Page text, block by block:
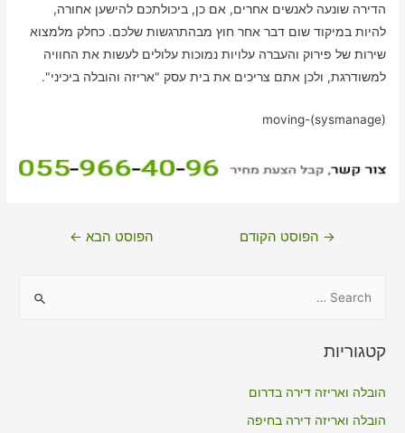
הדירה שונעה לאנשים אחרים, אם כן, ביכולתכם להישען אחורה,
להיות במיקוד שום דבר אחר חוץ מבהתרגשות שלכם. כחלק מלמצוא
שירות של פירוק והעברה עלויות נמוכות עלולים לעשות את החוויה
למשודרגת, ולכן אתם צריכים את בית עסק "אריזה והובלה ביכיני".
moving-(sysmanage)
ניווט→ הפוסט הקודם הפוסט הבא ←
r
קטגוריות
הובלה ואריזה דירה בדרום
הובלה ואריזה דירה בחיפה